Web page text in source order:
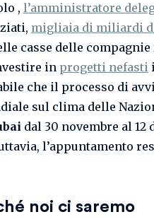
, l’amministratore
migliaia di miliardi
casse delle
in progetti nefasti
che il processo di
sul clima delle
dal 30 novembre al
l’appuntamento
noi ci saremo